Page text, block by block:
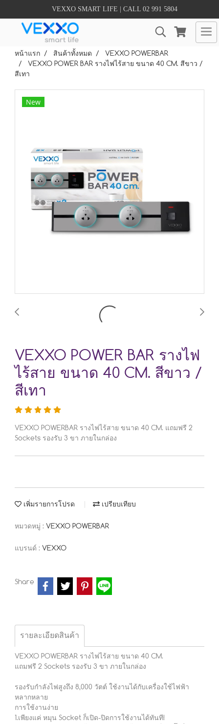
VEXXO SMART LIFE | CALL 02 991 5804
หน้าแรก สินค้าทั้งหมด
VEXXO POWERBAR
VEXXO POWER BAR รางไฟไร้สาย ขนาด 40 CM. สีขาว /
สีเทา
New
VEXXO POWER BAR รางไฟ
ไร้สาย ขนาด 40 CM. สีขาว /
สีเทา
VEXXO POWERBAR รางไฟไร้สาย ขนาด 40 CM. แถมฟรี 2
Sockets รองรับ 3 ขา ภายในกล่อง
เพิ่มรายการโปรด เปรียบเทียบ
หมวดหมู่ : VEXXO POWERBAR
แบรนด์ : VEXXO
Share
รายละเอียดสินค้า
VEXXO POWERBAR รางไฟไร้สาย ขนาด 40 CM.
แถมฟรี 2 Sockets รองรับ 3 ขา ภายในกล่อง
รองรับกำลังไฟสูงถึง 8,000 วัตต์ ใช้งานได้กับเครื่องใช้ไฟฟ้า
หลากหลาย
การใช้งานง่าย
1.เพียงแค่ หมุน Socket ก็เปิด-ปิดการใช้งานได้ทันที!